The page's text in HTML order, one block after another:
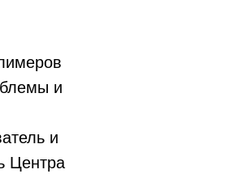
и
и
Центра